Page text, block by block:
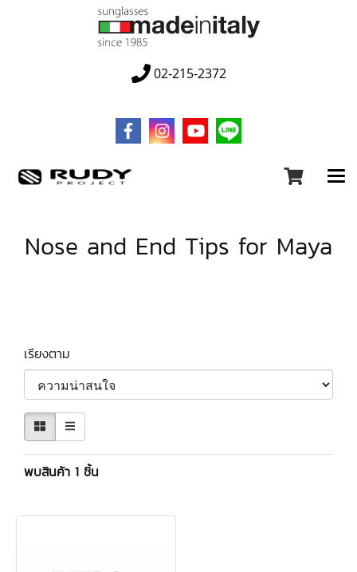
02-215-2372
Nose and End Tips for Maya
เรียงตาม
พบสินค้า 1 ชิ้น